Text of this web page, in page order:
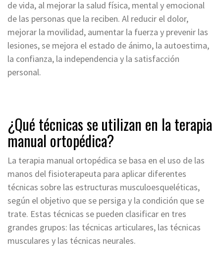
de vida, al mejorar la salud física, mental y emocional
de las personas que la reciben. Al reducir el dolor,
mejorar la movilidad, aumentar la fuerza y prevenir las
lesiones, se mejora el estado de ánimo, la autoestima,
la confianza, la independencia y la satisfacción
personal.
¿Qué técnicas se utilizan en la terapia
manual ortopédica?
La terapia manual ortopédica se basa en el uso de las
manos del fisioterapeuta para aplicar diferentes
técnicas sobre las estructuras musculoesqueléticas,
según el objetivo que se persiga y la condición que se
trate. Estas técnicas se pueden clasificar en tres
grandes grupos: las técnicas articulares, las técnicas
musculares y las técnicas neurales.